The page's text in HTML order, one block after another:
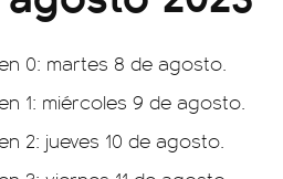
0: martes 8 de agosto.
1: miércoles 9 de agosto.
2: jueves 10 de agosto.